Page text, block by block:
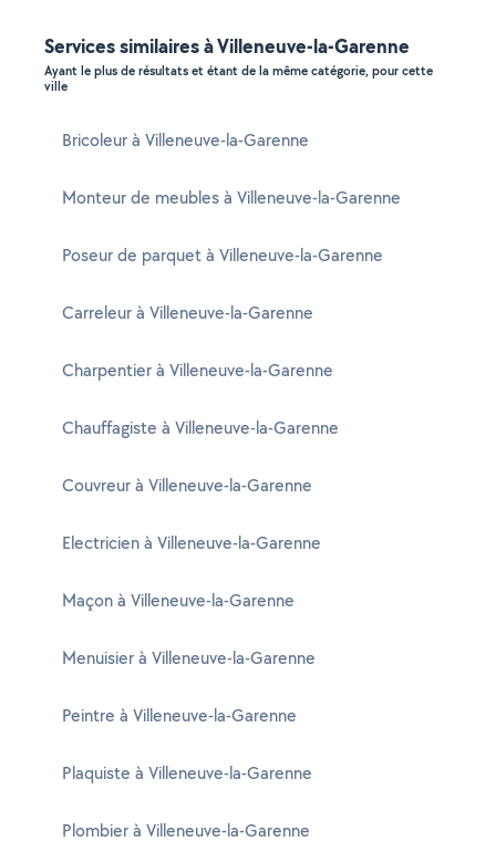
Services similaires à Villeneuve-la-Garenne
Ayant le plus de résultats et étant de la même catégorie, pour cette
ville
Bricoleur à Villeneuve-la-Garenne
Monteur de meubles à Villeneuve-la-Garenne
Poseur de parquet à Villeneuve-la-Garenne
Carreleur à Villeneuve-la-Garenne
Charpentier à Villeneuve-la-Garenne
Chauffagiste à Villeneuve-la-Garenne
Couvreur à Villeneuve-la-Garenne
Electricien à Villeneuve-la-Garenne
Maçon à Villeneuve-la-Garenne
Menuisier à Villeneuve-la-Garenne
Peintre à Villeneuve-la-Garenne
Plaquiste à Villeneuve-la-Garenne
Plombier à Villeneuve-la-Garenne